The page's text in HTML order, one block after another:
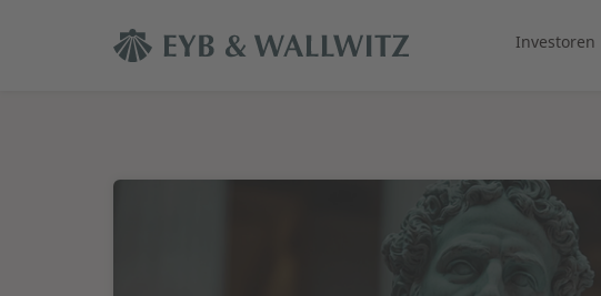
Investoren